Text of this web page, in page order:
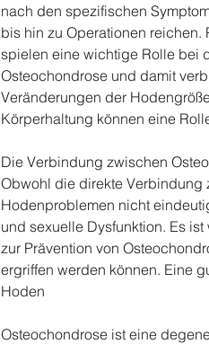
nach den spezifischen
bis hin zu Operationen
spielen eine wichtige Rolle bei
Osteochondrose und damit
Veränderungen der
Körperhaltung können eine
Die Verbindung zwischen
Obwohl die direkte Verbindung
Hodenproblemen nicht
und sexuelle Dysfunktion. Es
zur Prävention von
ergriffen werden können. Eine
Hoden
Osteochondrose ist eine